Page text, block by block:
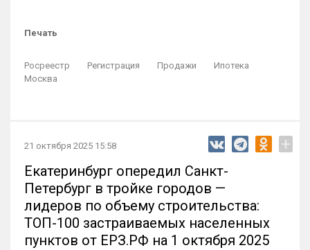
Печать
Росреестр Регистрация Продажи
Ипотека
Москва
21 октября 2025 15:58 +
Екатеринбург опередил Санкт-
Петербург в тройке городов —
лидеров по объему строительства:
ТОП-100 застраиваемых населенных
пунктов от ЕРЗ.РФ на 1 октября 2025